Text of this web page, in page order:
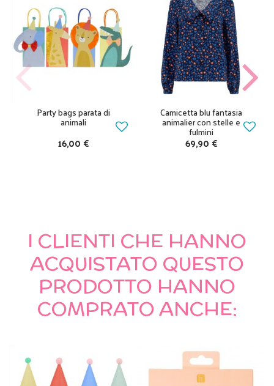
Party bags parata di
animali
16,00 €
Camicetta blu fantasia
animalier con stelle e
fulmini
69,90 €
I CLIENTI CHE HANNO
ACQUISTATO QUESTO
PRODOTTO HANNO
COMPRATO ANCHE: